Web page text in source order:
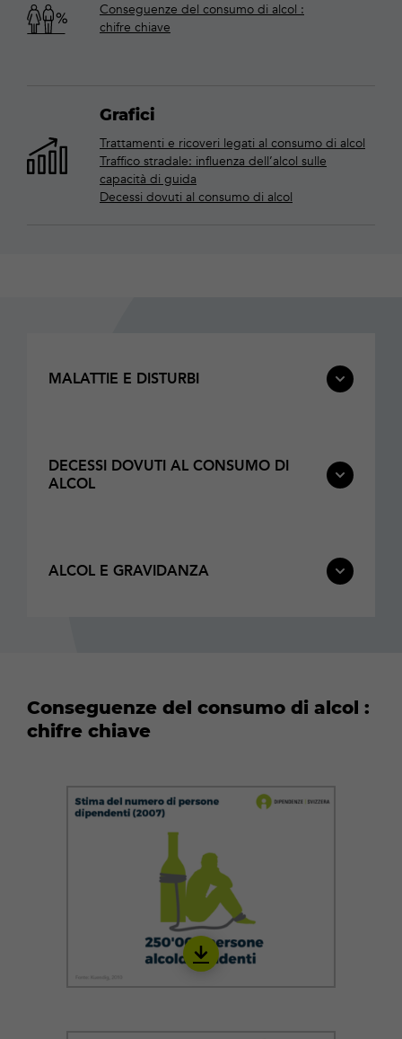
Conseguenze del consumo di alcol :
chifre chiave
Grafici
Trattamenti e ricoveri legati al consumo di alcol
Traffico stradale: influenza dell’alcol sulle
capacità di guida
Decessi dovuti al consumo di alcol
MALATTIE E DISTURBI
DECESSI DOVUTI AL CONSUMO DI
ALCOL
ALCOL E GRAVIDANZA
Conseguenze del consumo di alcol :
chifre chiave
Download
IALC04_it_22